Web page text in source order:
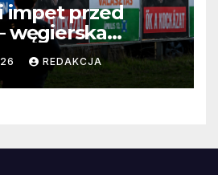
impet przed
węgierska
przestaje
REDAKCJA